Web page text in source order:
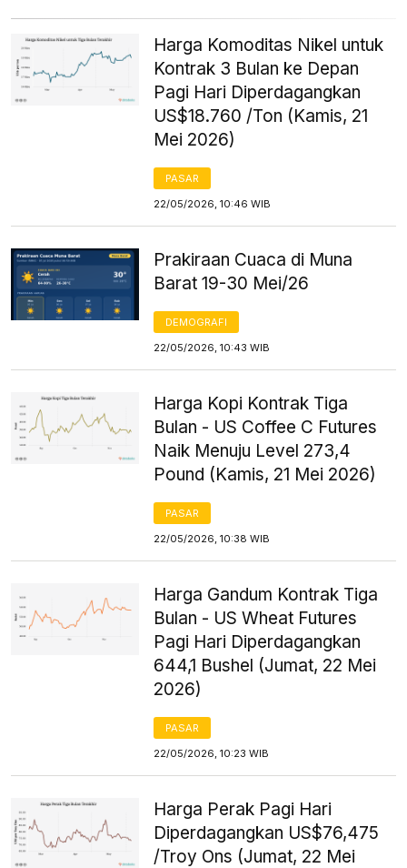
Harga Komoditas Nikel untuk
Kontrak 3 Bulan ke Depan
Pagi Hari Diperdagangkan
US$18.760 /Ton (Kamis, 21
Mei 2026)
PASAR
22/05/2026, 10:46 WIB
Prakiraan Cuaca di Muna
Barat 19-30 Mei/26
DEMOGRAFI
22/05/2026, 10:43 WIB
Harga Kopi Kontrak Tiga
Bulan - US Coffee C Futures
Naik Menuju Level 273,4
Pound (Kamis, 21 Mei 2026)
PASAR
22/05/2026, 10:38 WIB
Harga Gandum Kontrak Tiga
Bulan - US Wheat Futures
Pagi Hari Diperdagangkan
644,1 Bushel (Jumat, 22 Mei
2026)
PASAR
22/05/2026, 10:23 WIB
Harga Perak Pagi Hari
Diperdagangkan US$76,475
/Troy Ons (Jumat, 22 Mei